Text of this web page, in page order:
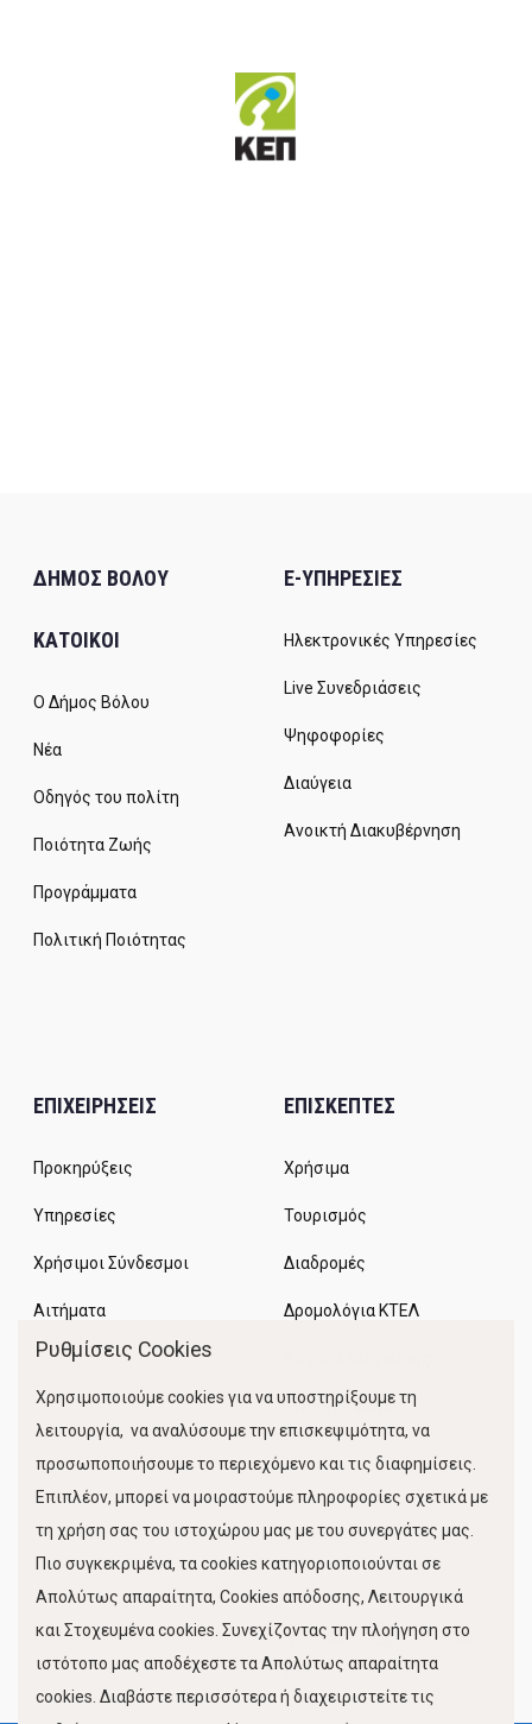
ΔΗΜΟΣ ΒΟΛΟΥ
ΚΑΤΟΙΚΟΙ
Ο Δήμος Βόλου
Νέα
Οδηγός του πολίτη
Ποιότητα Ζωής
Προγράμματα
Πολιτική Ποιότητας
E-ΥΠΗΡΕΣΙΕΣ
Ηλεκτρονικές Υπηρεσίες
Live Συνεδριάσεις
Ψηφοφορίες
Διαύγεια
Ανοικτή Διακυβέρνηση
ΕΠΙΧΕΙΡΗΣΕΙΣ
Προκηρύξεις
Υπηρεσίες
Χρήσιμοι Σύνδεσμοι
Αιτήματα
ΕΠΙΣΚΕΠΤΕΣ
Χρήσιμα
Τουρισμός
Διαδρομές
Δρομολόγια ΚΤΕΛ
Κίνηση Λιμένος
FOLLOW US
Ρυθμίσεις Cookies
Χρησιμοποιούμε cookies για να υποστηρίξουμε τη
λειτουργία, να αναλύσουμε την επισκεψιμότητα, να
προσωποποιήσουμε το περιεχόμενο και τις διαφημίσεις.
Επιπλέον, μπορεί να μοιραστούμε πληροφορίες σχετικά με
τη χρήση σας του ιστοχώρου μας με του συνεργάτες μας.
Πιο συγκεκριμένα, τα cookies κατηγοριοποιούνται σε
Απολύτως απαραίτητα, Cookies απόδοσης, Λειτουργικά
και Στοχευμένα cookies. Συνεχίζοντας την πλοήγηση στο
ιστότοπο μας αποδέχεστε τα Απολύτως απαραίτητα
cookies. Διαβάστε περισσότερα ή διαχειριστείτε τις